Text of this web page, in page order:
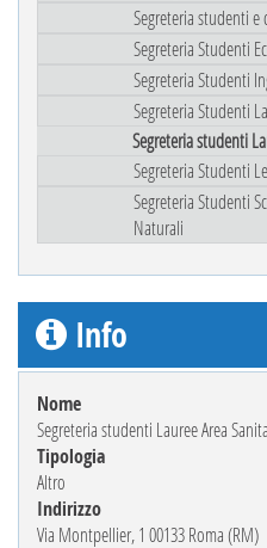
Segreteria studenti
Segreteria Studenti
Segreteria Studenti
Segreteria Studenti
Segreteria studenti
Segreteria Studenti
Segreteria Studenti
Naturali
Info
Nome
Segreteria studenti Lauree Area
Tipologia
Altro
Indirizzo
Via Montpellier, 1 00133 Roma (RM)